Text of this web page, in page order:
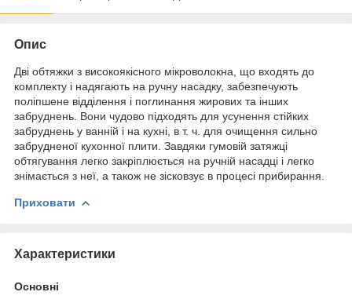
Опис
Дві обтяжки з високоякісного мікроволокна, що входять до
комплекту і надягають на ручну насадку, забезпечують
поліпшене відділення і поглинання жирових та інших
забруднень. Вони чудово підходять для усунення стійких
забруднень у ванній і на кухні, в т. ч. для очищення сильно
забрудненої кухонної плити. Завдяки гумовій затяжці
обтягування легко закріплюється на ручній насадці і легко
знімається з неї, а також не зісковзує в процесі прибирання.
Приховати
Характеристики
Основні